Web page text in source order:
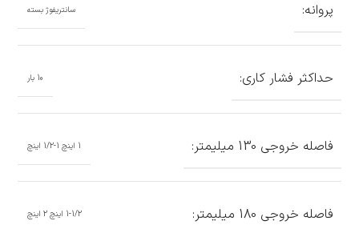
پروانه: سانتریفوژ بسته
حداکثر فشار کاری: 10 بار
فاصله خروجی 130 میلیمتر: 1 اینچ 1-1/2 اینچ
فاصله خروجی 180 میلیمتر: 1-1/2 اینچ 2 اینچ